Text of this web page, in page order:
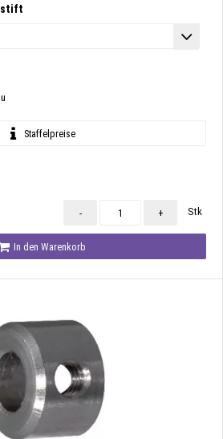
Staffelpreise
- + Stk
In den Warenkorb